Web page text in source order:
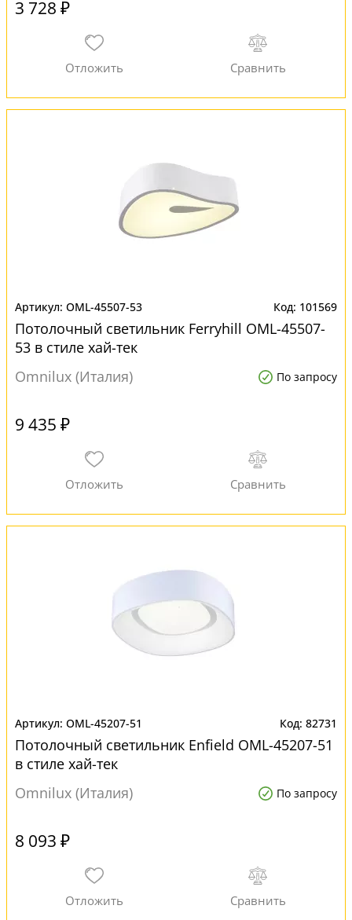
3 728 ₽
OML-45507-53 101569
Потолочный светильник Ferryhill OML-45507-
53 в стиле хай-тек
Omnilux (Италия)
По запросу
9 435 ₽
OML-45207-51 82731
Потолочный светильник Enfield OML-45207-51
в стиле хай-тек
Omnilux (Италия)
По запросу
8 093 ₽